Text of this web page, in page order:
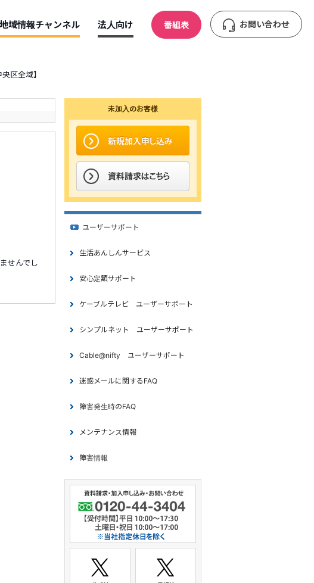
地域情報チャンネル 法人向け 番組表 お問い合わせ
区全域】
せんでし
未加入のお客様
ユーザーサポート
生活あんしんサービス
安心定額サポート
ケーブルテレビ ユーザーサポート
シンプルネット ユーザーサポート
Cable@nifty ユーザーサポート
迷惑メールに関するFAQ
障害発生時のFAQ
メンテナンス情報
障害情報